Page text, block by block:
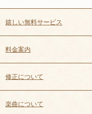
嬉しい無料サービス
料金案内
修正について
楽曲について